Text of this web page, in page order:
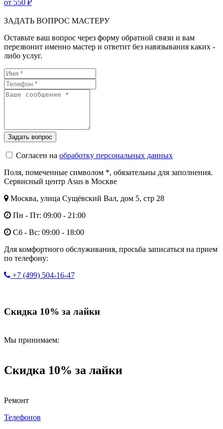
от 550 ₽
ЗАДАТЬ ВОПРОС МАСТЕРУ
Оставьте ваш вопрос через форму обратной связи и вам
перезвонит именно мастер и ответит без навязывания каких -
либо услуг.
Согласен на обработку персональных данных
Поля, помеченные символом *, обязательны для заполнения.
Сервисный центр Asus в Москве
Москва, улица Сущёвский Вал, дом 5, стр 28
Пн - Пт: 09:00 - 21:00
Сб - Вс: 09:00 - 18:00
Для комфортного обслуживания, просьба записаться на прием
по телефону:
+7 (499) 504-16-47
Скидка 10% за лайки
Мы принимаем:
Скидка 10% за лайки
Ремонт
Телефонов